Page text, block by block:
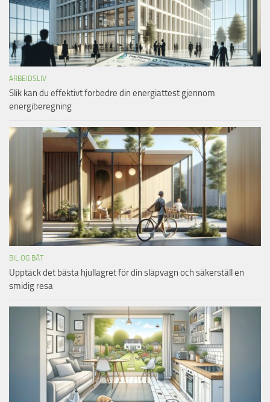
ARBEIDSLIV
Slik kan du effektivt forbedre din energiattest gjennom
energiberegning
BIL OG BÅT
Upptäck det bästa hjullagret för din släpvagn och säkerställ en
smidig resa